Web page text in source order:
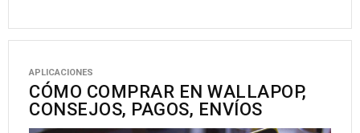
APLICACIONES
CÓMO COMPRAR EN WALLAPOP,
CONSEJOS, PAGOS, ENVÍOS